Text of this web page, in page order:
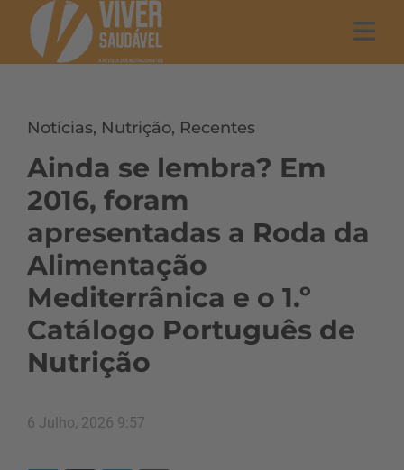
Notícias, Nutrição, Recentes
Ainda se lembra? Em
2016, foram
apresentadas a Roda da
Alimentação
Mediterrânica e o 1.º
Catálogo Português de
Nutrição
6 Julho, 2026 9:57